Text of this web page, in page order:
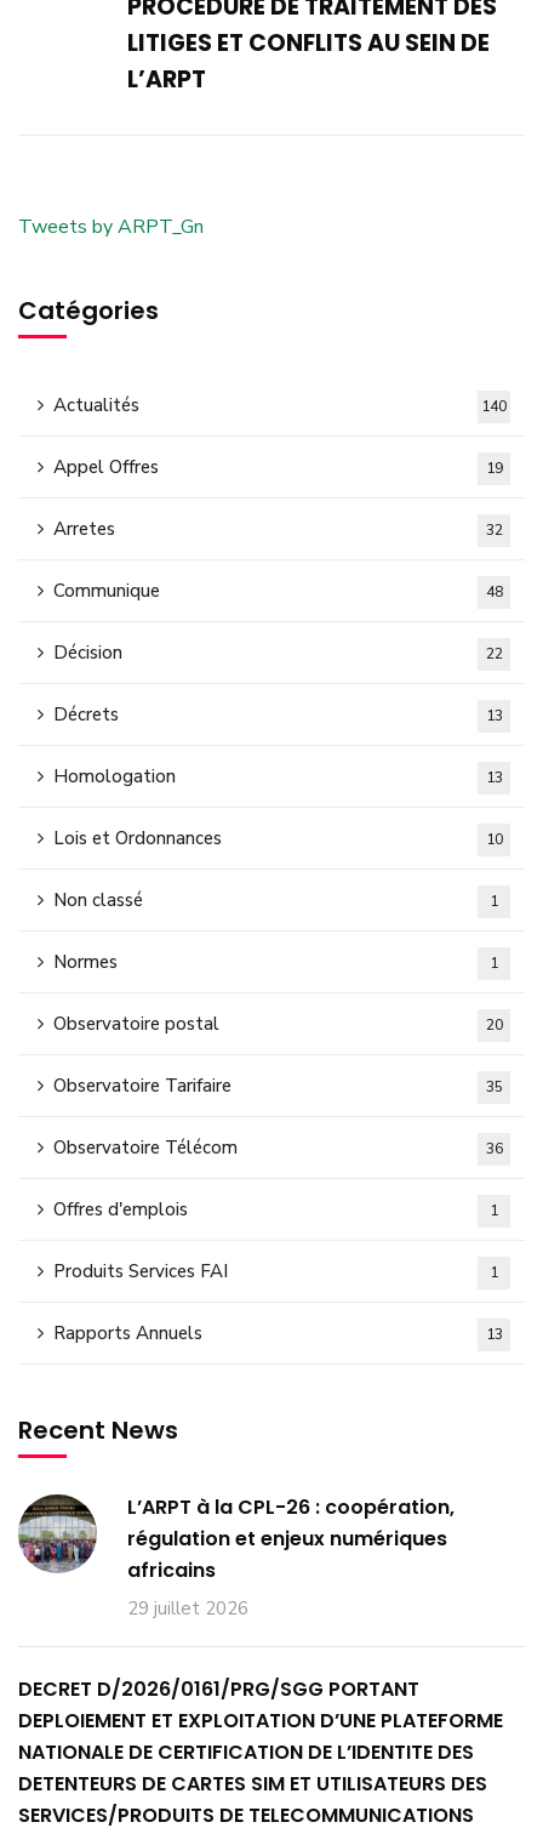
PROCEDURE DE TRAITEMENT DES
LITIGES ET CONFLITS AU SEIN DE
L’ARPT
Tweets by ARPT_Gn
Catégories
Actualités 140
Appel Offres 19
Arretes 32
Communique 48
Décision 22
Décrets 13
Homologation 13
Lois et Ordonnances 10
Non classé 1
Normes 1
Observatoire postal 20
Observatoire Tarifaire 35
Observatoire Télécom 36
Offres d'emplois 1
Produits Services FAI 1
Rapports Annuels 13
Recent News
L’ARPT à la CPL-26 : coopération,
régulation et enjeux numériques
africains
29 juillet 2026
DECRET D/2026/0161/PRG/SGG PORTANT
DEPLOIEMENT ET EXPLOITATION D’UNE PLATEFORME
NATIONALE DE CERTIFICATION DE L’IDENTITE DES
DETENTEURS DE CARTES SIM ET UTILISATEURS DES
SERVICES/PRODUITS DE TELECOMMUNICATIONS